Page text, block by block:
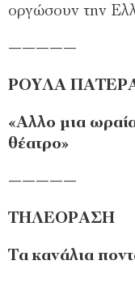
οργώσουν την
—————
ΡΟΥΛΑ
«Αλλο µια
θέατρο»
—————
ΤΗΛΕΟΡΑΣΗ
Τα κανάλια